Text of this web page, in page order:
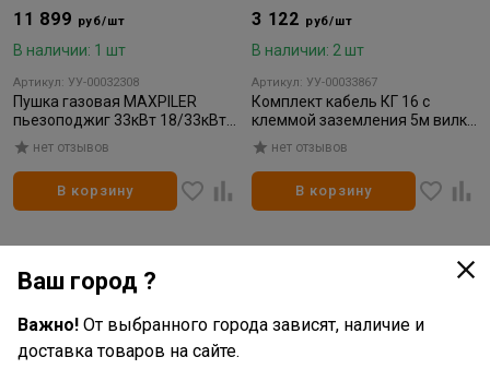
11 899 руб/шт
В наличии: 1 шт
Артикул: УУ-00032308
Пушка газовая MAXPILER
пьезоподжиг 33кВт 18/33кВт
650м³/ч расход 1,3-2,4 кг/ч
нет отзывов
В корзину
3 122 руб/шт
В наличии: 2 шт
Артикул: УУ-00033867
Комплект кабель КГ 16 с
клеммой заземления 5м вилка
10-25 ПРОФЕССИОНАЛ
нет отзывов
В корзину
Ваш город ?
Важно! От выбранного города зависят, наличие и
доставка товаров на сайте.